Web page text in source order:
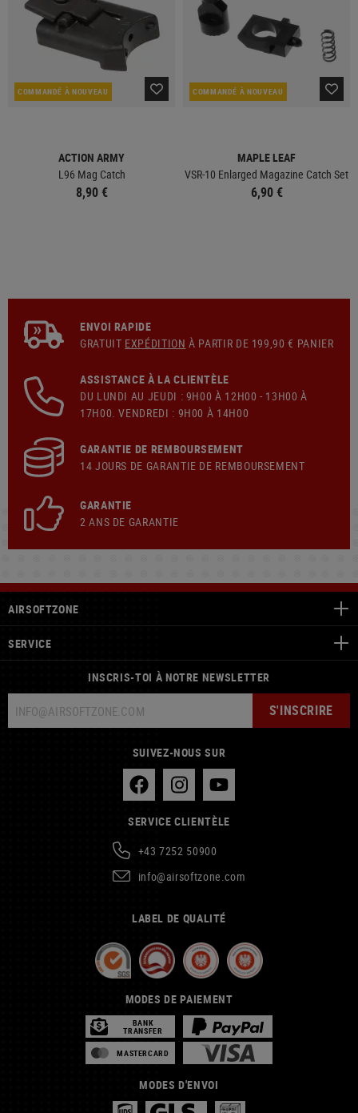
COMMANDÉ À NOUVEAU
ACTION ARMY
L96 Mag Catch
8,90 €
COMMANDÉ À NOUVEAU
MAPLE LEAF
VSR-10 Enlarged Magazine Catch Set
6,90 €
ENVOI RAPIDE
GRATUIT EXPÉDITION À PARTIR DE 199,90 € PANIER
ASSISTANCE À LA CLIENTÈLE
DU LUNDI AU JEUDI : 9H00 À 12H00 - 13H00 À
17H00. VENDREDI : 9H00 À 14H00
GARANTIE DE REMBOURSEMENT
14 JOURS DE GARANTIE DE REMBOURSEMENT
GARANTIE
2 ANS DE GARANTIE
AIRSOFTZONE
SERVICE
INSCRIS-TOI À NOTRE NEWSLETTER
S'INSCRIRE
SUIVEZ-NOUS SUR
SERVICE CLIENTÈLE
+43 7252 50900
info@airsoftzone.com
LABEL DE QUALITÉ
MODES DE PAIEMENT
BANK
TRANSFER
MASTERCARD
MODES D'ENVOI